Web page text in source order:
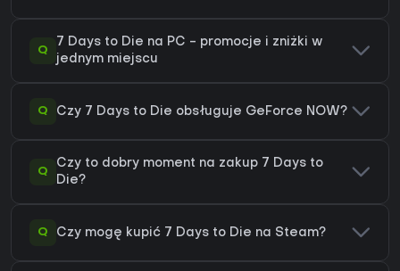
Q
7 Days to Die na PC - promocje i zniżki w
jednym miejscu
Q Czy 7 Days to Die obsługuje GeForce NOW?
Q
Czy to dobry moment na zakup 7 Days to
Die?
Q Czy mogę kupić 7 Days to Die na Steam?